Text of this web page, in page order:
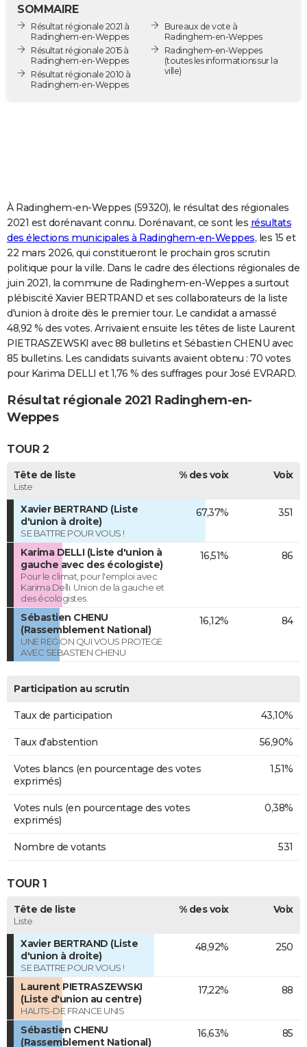
Destinations
City break
Voyage nature
Voyage de noces
Forum
Climat
GUIDES D'ACHAT
BONS PLANS
S'inscrire
Se connecter
Lycées
Collèges
Primaires
Universités
Entreprises
Service militaire
Avis de recherche
AVIS DE DÉCÈS
FORUM
Bricolage
Lifestyle
Culture
Sport
Auto
Television
Voyage
Cinema
SOMMAIRE
Résultat régionale 2021 à
Radinghem-en-Weppes
Résultat régionale 2015 à
Radinghem-en-Weppes
Résultat régionale 2010 à
Radinghem-en-Weppes
Bureaux de vote à
Radinghem-en-Weppes
Radinghem-en-Weppes
(toutes les informations sur la
ville)
À Radinghem-en-Weppes (59320), le résultat des régionales
2021 est dorénavant connu. Dorénavant, ce sont les résultats
des élections municipales à Radinghem-en-Weppes, les 15 et
22 mars 2026, qui constitueront le prochain gros scrutin
politique pour la ville. Dans le cadre des élections régionales de
juin 2021, la commune de Radinghem-en-Weppes a surtout
plébiscité Xavier BERTRAND et ses collaborateurs de la liste
d'union à droite dès le premier tour. Le candidat a amassé
48,92 % des votes. Arrivaient ensuite les têtes de liste Laurent
PIETRASZEWSKI avec 88 bulletins et Sébastien CHENU avec
85 bulletins. Les candidats suivants avaient obtenu : 70 votes
pour Karima DELLI et 1,76 % des suffrages pour José EVRARD.
Résultat régionale 2021 Radinghem-en-
Weppes
TOUR 2
Tête de liste
Liste
% des voix Voix
Xavier BERTRAND (Liste
d'union à droite)
SE BATTRE POUR VOUS !
67,37% 351
Karima DELLI (Liste d'union à
gauche avec des écologiste)
Pour le climat, pour l'emploi avec
Karima Delli. Union de la gauche et
des écologistes.
16,51% 86
Sébastien CHENU
(Rassemblement National)
UNE REGION QUI VOUS PROTEGE
AVEC SEBASTIEN CHENU
16,12% 84
Participation au scrutin
Taux de participation 43,10%
Taux d'abstention 56,90%
Votes blancs (en pourcentage des votes
exprimés)
1,51%
Votes nuls (en pourcentage des votes
exprimés)
0,38%
Nombre de votants 531
TOUR 1
Tête de liste
Liste
% des voix Voix
Xavier BERTRAND (Liste
d'union à droite)
SE BATTRE POUR VOUS !
48,92% 250
Laurent PIETRASZEWSKI
(Liste d'union au centre)
HAUTS-DE FRANCE UNIS
17,22% 88
Sébastien CHENU
(Rassemblement National)
16,63% 85